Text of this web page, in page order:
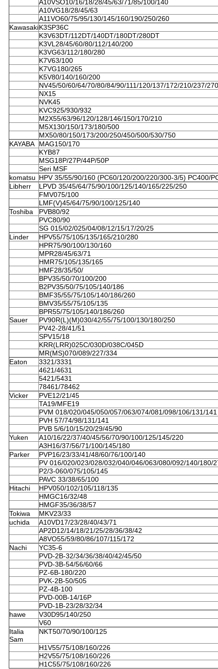
A10VSO10/16/18/28/45/63/71/85/100/140
A10VG18/28/45/63
A11VO60/75/95/130/145/160/190/250/260
KawasakiK3SP36C
K3V63DT/112DT/140DT/180DT/280DT
K3VL28/45/60/80/112/140/200
K3VG63/112/180/280
K7V63/100
K7VG180/265
K5V80/140/160/200
NV45/50/60/64/70/80/84/90/111/120/137/172/210/237/270
NX15
NVK45
KVC925/930/932
M2X55/63/96/120/128/146/150/170/210
M5X130/150/173/180/500
MX50/80/150/173/200/250/450/500/530/750
KAYABA
MAG150/170
KYB87
MSG18P/27P/44P/50P
Seri MSF
komatsu HPV 35/55/90/160 (PC60/120/200/220/300-3/5) PC400/
Libherr
LPVD 35/45/64/75/90/100/125/140/165/225/250
FMV075/100
LMF(V)45/64/75/90/100/125/140
Toshiba
PVB80/92
PVC80/90
SG 015/02/025/04/08/12/15/17/20/25
Linder
HPV55/75/105/135/165/210/280
HPR75/90/100/130/160
MPR28/45/63/71
HMR75/105/135/165
HMF28/35/50/
BPV35/50/70/100/200
B2PV35/50/75/105/140/186
BMF35/55/75/105/140/186/260
BMV35/55/75/105/135
BPR55/75/105/140/186/260
Sauer
PV90R(L)(M)030/42/55/75/100/130/180/250
PV42-28/41/51
SPV15/18
KRR(LRR)025C/030D/038C/045D
MR(MS)070/089/227/334
Eaton
3321/3331
4621/4631
5421/5431
78461/78462
Vicker
PVE12/21/45
TA19/MFE19
PVM 018/020/045/050/057/063/074/081/098/106/131/141
PVH 57/74/98/131/141
PVB 5/6/10/15/20/29/45/90
Yuken
A10/16/22/37/40/45/56/70/90/100/125/145/220
A3H16/37/56/71/100/145/180
Parker
PVP16/23/33/41/48/60/76/100/140
PV 016/020/023/028/032/040/046/063/080/092/140/180/
P2/3-060/075/105/145
PAVC 33/38/65/100
Hitachi
HPV050/102/105/118/135
HMGC16/32/48
HMGF35/36/38/57
Tokiwa
MKV23/33
uchida
A10VD17/23/28/40/43/71
AP2D12/14/18/21/25/28/36/38/42
A8VO55/59/80/86/107/115/172
Nachi
YC35-6
PVD-2B-32/34/36/38/40/42/45/50
PVD-3B-54/56/60/66
PZ-6B-180/220
PVK-2B-50/505
PZ-4B-100
PVD-00B-14/16P
PVD-1B-23/28/32/34
hawe
V30D95/140/250
V60
Italia
Sam
NKT50/70/90/100/125
H1V55/75/108/160/226
H2V55/75/108/160/226
H1C55/75/108/160/226